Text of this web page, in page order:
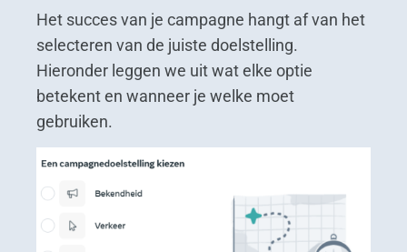
Het succes van je campagne hangt af van het
selecteren van de juiste doelstelling.
Hieronder leggen we uit wat elke optie
betekent en wanneer je welke moet
gebruiken.